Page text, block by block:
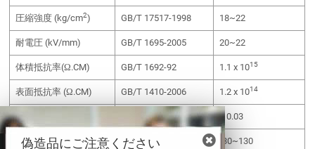
圧縮強度 (kg/cm2) GB/T 17517-1998 18~22
耐電圧 (kV/mm) GB/T 1695-2005 20~22
体積抵抗率(Ω.CM) GB/T 1692-92 1.1 x 1015
表面抵抗率 (Ω.CM) GB/T 1410-2006 1.2 x 1014
吸水性 (%) < 0.03
温度範囲 (℃) GB/T 20028-2005 -30~130
偽造品にご注意ください